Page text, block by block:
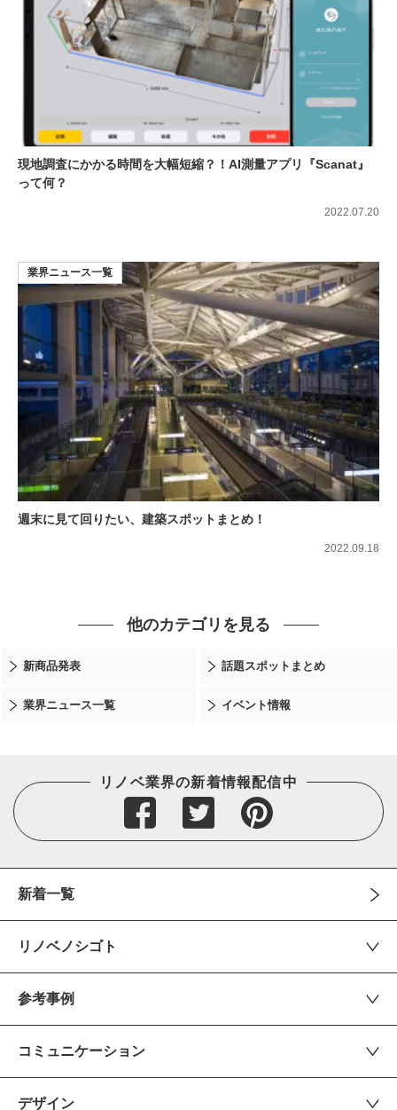
現地調査にかかる時間を大幅短縮？！AI測量アプリ『Scanat』
って何？
2022.07.20
週末に見て回りたい、建築スポットまとめ！
業界ニュース一覧
2022.09.18
他のカテゴリを見る
新商品発表 話題スポットまとめ
業界ニュース一覧 イベント情報
リノベ業界の新着情報配信中
新着一覧
リノベノシゴト
参考事例
コミュニケーション
デザイン